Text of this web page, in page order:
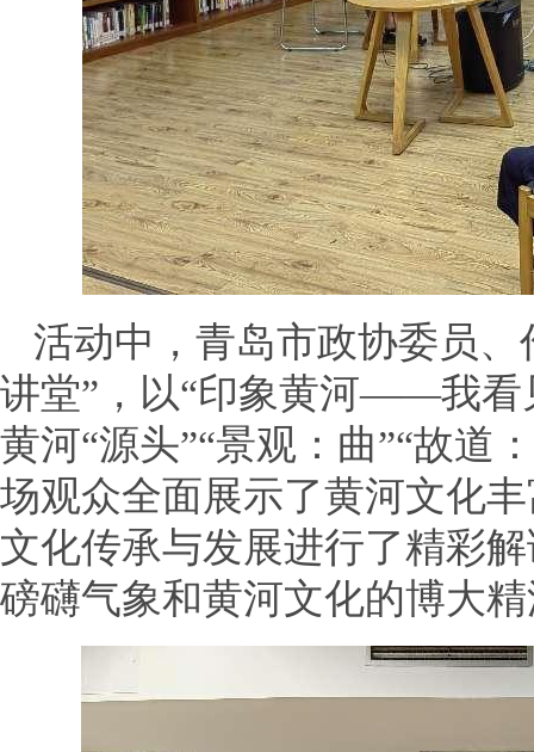
活动中，青岛市政协委员
讲堂”，以“印象黄河——我看
黄河“源头”“景观：曲”“故道
场观众全面展示了黄河文化
文化传承与发展进行了精彩
磅礴气象和黄河文化的博大